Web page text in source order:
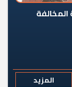
المزيد